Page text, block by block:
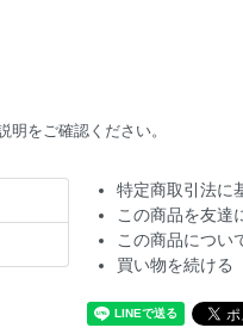
をご確認ください。
特定商取引法に
この商品を友達
この商品につい
買い物を続ける